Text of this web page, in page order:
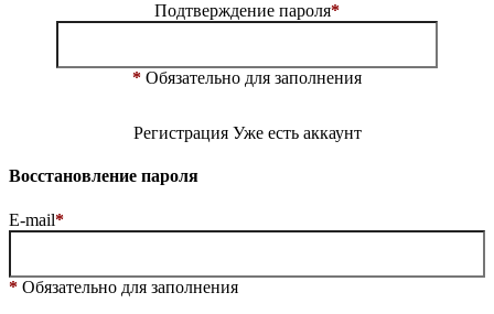
Подтверждение пароля*
* Обязательно для заполнения
Регистрация Уже есть аккаунт
Восстановление пароля
E-mail*
* Обязательно для заполнения